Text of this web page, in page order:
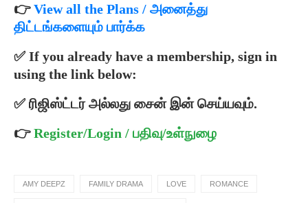
👉View all the Plans / அனைத்து
திட்டங்களையும் பார்க்க
✅ If you already have a membership, sign in
using the link below:
✅ ரிஜிஸ்ட்டர் அல்லது சைன் இன் செய்யவும்.
👉Register/Login / பதிவு/உள்நுழை
AMY DEEPZ FAMILY DRAMA LOVE ROMANCE